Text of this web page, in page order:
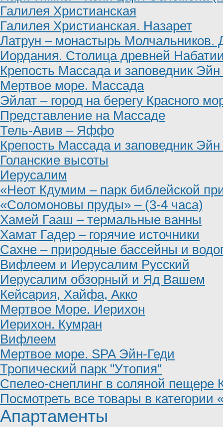
Галилея Христианская
Галилея Христианская. Назарет
Латрун – монастырь
Иордания. Столица древней
Крепость Массада и заповедник Эйн
Мертвое море. Массада
Эйлат – город на берегу Красного
Представление на Массаде
Тель-Авив – Яффо
Крепость Массада и заповедник Эйн
Голанские высоты
Иерусалим
«Неот Кдумим – парк библейской
«Соломоновы пруды» – (3-4 часа)
Хамей Гааш – термальные ванны
Хамат Гадер – горячие источники
Сахне – природные бассейны и
Вифлеем и Иерусалим Русский
Иерусалим обзорный и Яд Вашем
Кейсария, Хайфа, Акко
Мертвое Море. Иерихон
Иерихон. Кумран
Вифлеем
Мертвое море. SPA Эйн-Геди
Тропический парк "Утопия"
Спелео-снеплинг в соляной пещере
Посмотреть все товары в категории
Апартаменты